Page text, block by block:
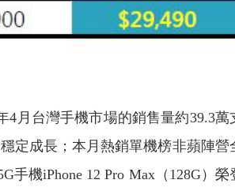
月台灣手機市場的銷售量約39.3萬
定成長；本月熱銷單機榜非蘋陣營
手機iPhone 12 Pro Max（128G）榮